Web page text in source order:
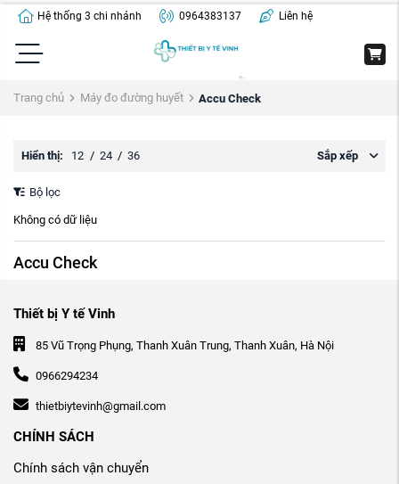
Hệ thống 3 chi nhánh 0964383137 Liên hệ
Trang chủ Máy đo đường huyết Accu Check
Hiển thị: 12 / 24 / 36 Sắp xếp
Bộ lọc
Không có dữ liệu
Accu Check
Thiết bị Y tế Vinh
85 Vũ Trọng Phụng, Thanh Xuân Trung, Thanh Xuân, Hà Nội
0966294234
thietbiytevinh@gmail.com
CHÍNH SÁCH
Chính sách vận chuyển